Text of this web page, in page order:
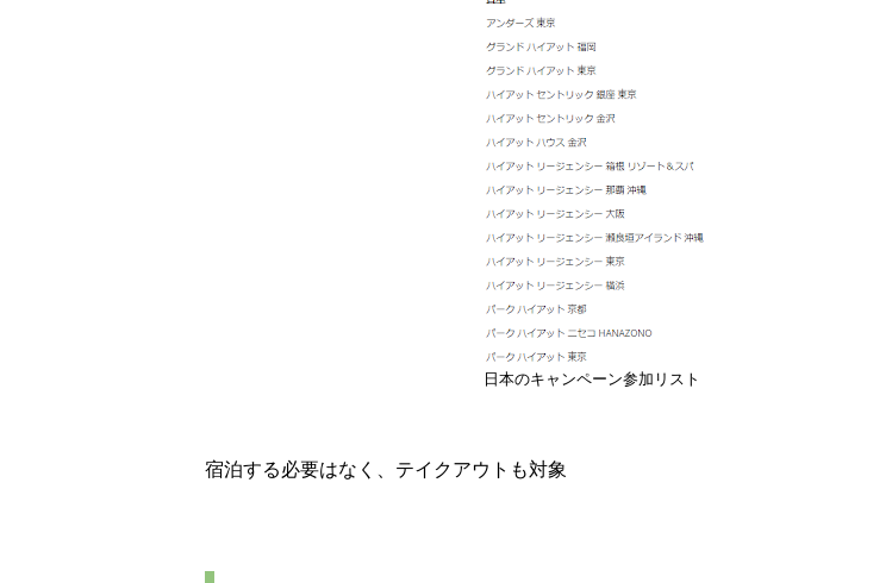
日本のキャンペーン参加リスト
宿泊する必要はなく、テイクアウトも対象